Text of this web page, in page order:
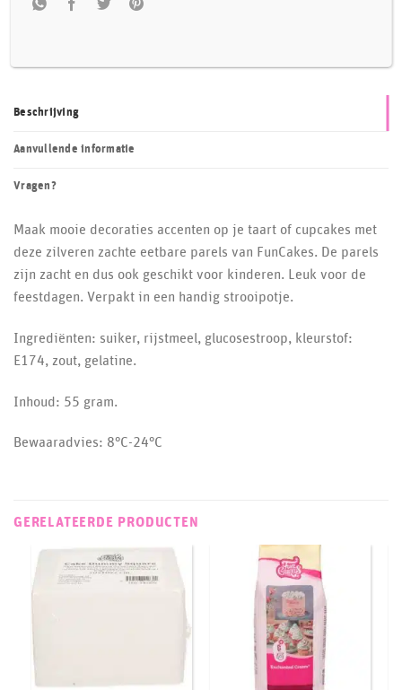
Beschrijving
Aanvullende informatie
Vragen?
Maak mooie decoraties accenten op je taart of cupcakes met
deze zilveren zachte eetbare parels van FunCakes. De parels
zijn zacht en dus ook geschikt voor kinderen. Leuk voor de
feestdagen. Verpakt in een handig strooipotje.
Ingrediënten: suiker, rijstmeel, glucosestroop, kleurstof:
E174, zout, gelatine.
Inhoud: 55 gram.
Bewaaradvies: 8°C-24°C
GERELATEERDE PRODUCTEN